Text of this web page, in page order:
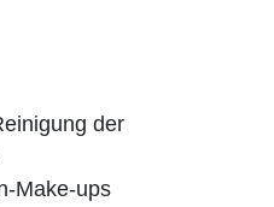
der
Make-ups